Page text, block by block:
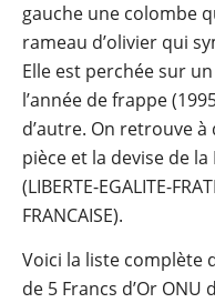
gauche une colombe
rameau d’olivier qui
Elle est perchée sur
l’année de frappe
d’autre. On retrouve
pièce et la devise de
(LIBERTE-EGALITE-
FRANCAISE).
Voici la liste complète
de 5 Francs d’Or ONU